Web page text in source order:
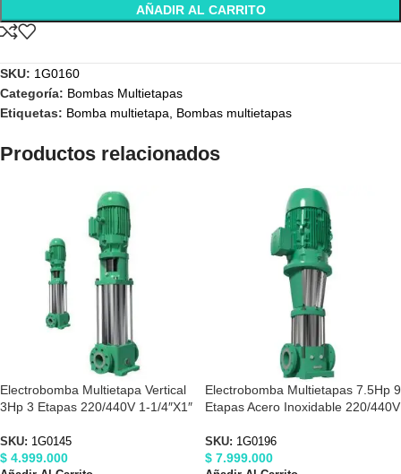
AÑADIR AL CARRITO
SKU: 1G0160
Categoría: Bombas Multietapas
Etiquetas: Bomba multietapa Bombas multietapas
Productos relacionados
Electrobomba Multietapa Vertical
3Hp 3 Etapas 220/440V 1-1/4″X1″
SKU: 1G0145
$ 4.999.000
Electrobomba Multietapas 7.5Hp 9
Etapas Acero Inoxidable 220/440V
SKU: 1G0196
$ 7.999.000